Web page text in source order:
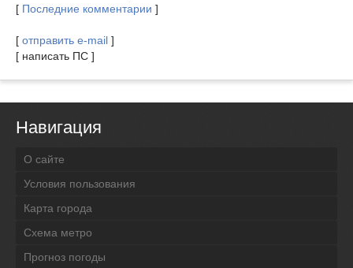
[ Последние комментарии ]
[ отправить e-mail ]
[ написать ПС ]
Навигация
О сайте
Условия пользования
Карта города
Схема метро
Прогноз погоды